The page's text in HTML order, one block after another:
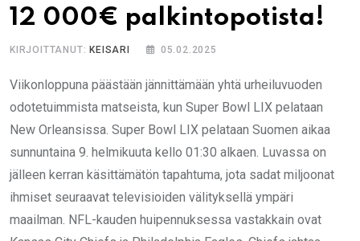
12 000€ palkintopotista!
KIRJOITTANUT:KEISARI 05.02.2025
Viikonloppuna päästään jännittämään yhtä urheiluvuoden
odotetuimmista matseista, kun Super Bowl LIX pelataan
New Orleansissa. Super Bowl LIX pelataan Suomen aikaa
sunnuntaina 9. helmikuuta kello 01:30 alkaen. Luvassa on
jälleen kerran käsittämätön tapahtuma, jota sadat miljoonat
ihmiset seuraavat televisioiden välityksellä ympäri
maailman. NFL-kauden huipennuksessa vastakkain ovat